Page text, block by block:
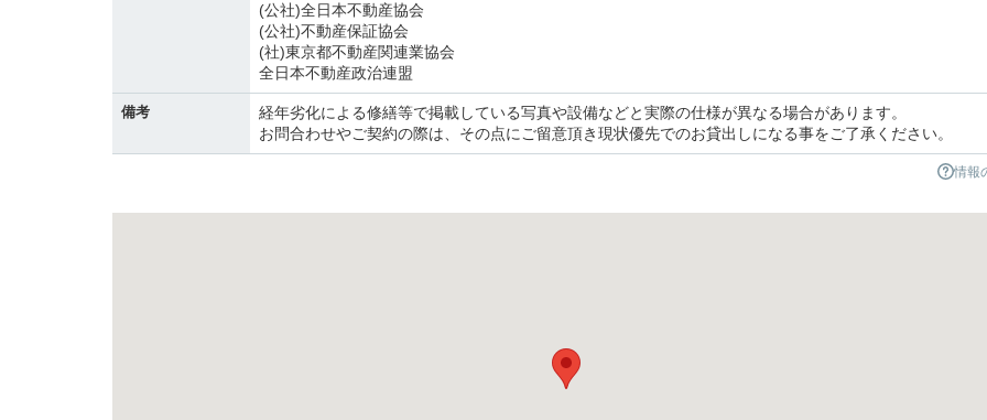
(公社)全日本不動産協会
(公社)不動産保証協会
(社)東京都不動産関連業協会
全日本不動産政治連盟
備考
経年劣化による修繕等で掲載している写真や設備などと実際の仕様が異なる場合があります。
お問合わせやご契約の際は、その点にご留意頂き現状優先でのお貸出しになる事をご了承ください。
情報